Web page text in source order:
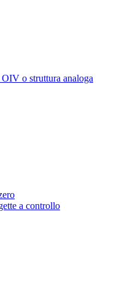
o struttura analoga
a controllo